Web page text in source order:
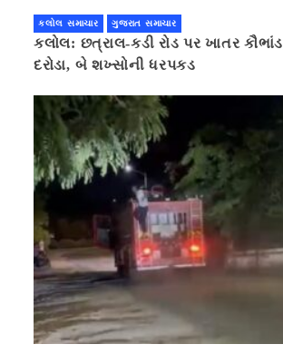
કલોલ સમાચાર ગુજરાત સમાચાર
કલોલ: છત્રાલ-કડી રોડ પર ખાતર
દરોડા, બે શખ્સોની ધરપકડ